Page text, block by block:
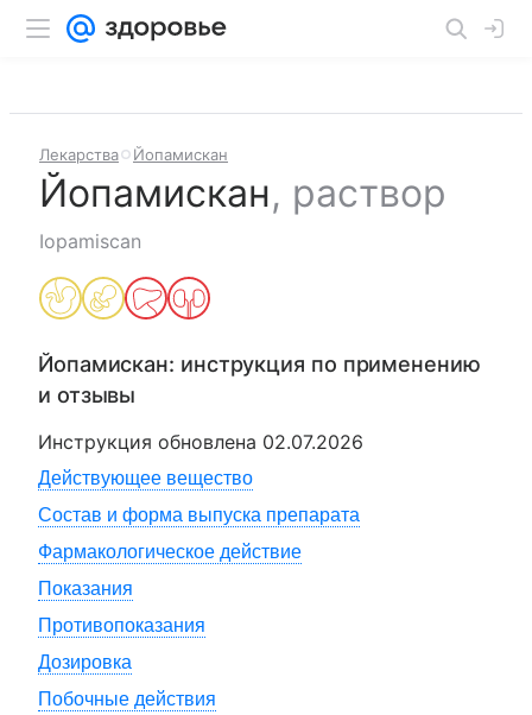
Лекарства Йопамискан
Йопамискан, раствор
Iopamiscan
Йопамискан: инструкция по применению
и отзывы
Инструкция обновлена 02.07.2026
Действующее вещество
Состав и форма выпуска препарата
Фармакологическое действие
Показания
Противопоказания
Дозировка
Побочные действия